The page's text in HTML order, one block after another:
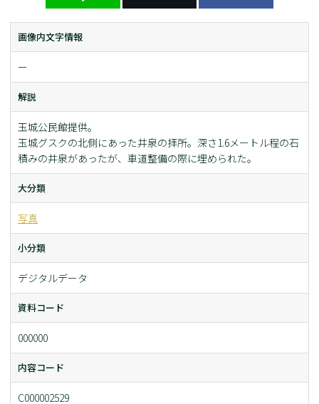
画像内文字情報
ー
解説
玉城公民館提供。
玉城グスクの北側にあった井泉の拝所。深さ1.6メートル程の石
積みの井泉があったが、車道整備の際に埋められた。
大分類
写真
小分類
デジタルデータ
資料コード
000000
内容コード
C000002529